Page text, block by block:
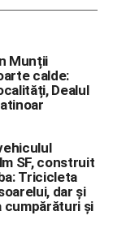
Munții
calde:
Dealul
SF, construit
Tricicleta
dar și
cumpărături și